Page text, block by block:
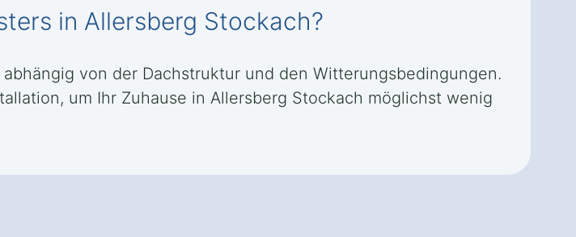
in Allersberg Stockach?
von der Dachstruktur und den Witterungsbedingungen.
um Ihr Zuhause in Allersberg Stockach möglichst wenig